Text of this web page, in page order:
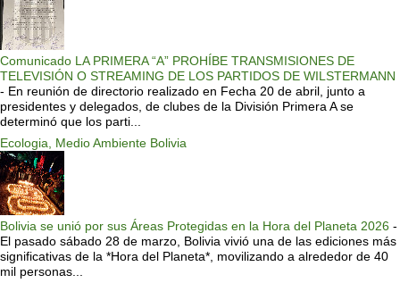
Comunicado LA PRIMERA “A” PROHÍBE TRANSMISIONES DE
TELEVISIÓN O STREAMING DE LOS PARTIDOS DE WILSTERMANN
- En reunión de directorio realizado en Fecha 20 de abril, junto a
presidentes y delegados, de clubes de la División Primera A se
determinó que los parti...
Ecologia, Medio Ambiente Bolivia
Bolivia se unió por sus Áreas Protegidas en la Hora del Planeta 2026 -
El pasado sábado 28 de marzo, Bolivia vivió una de las ediciones más
significativas de la *Hora del Planeta*, movilizando a alrededor de 40
mil personas...